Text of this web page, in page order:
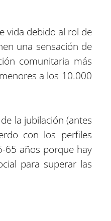
vida debido al rol de
una sensación de
comunitaria más
a los 10.000
la jubilación (antes
con los perfiles
65 años porque hay
para superar las